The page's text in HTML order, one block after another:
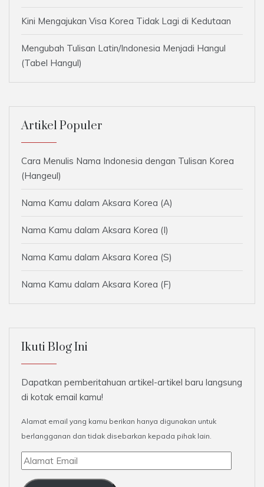
Kini Mengajukan Visa Korea Tidak Lagi di Kedutaan
Mengubah Tulisan Latin/Indonesia Menjadi Hangul
(Tabel Hangul)
Artikel Populer
Cara Menulis Nama Indonesia dengan Tulisan Korea
(Hangeul)
Nama Kamu dalam Aksara Korea (A)
Nama Kamu dalam Aksara Korea (I)
Nama Kamu dalam Aksara Korea (S)
Nama Kamu dalam Aksara Korea (F)
Ikuti Blog Ini
Dapatkan pemberitahuan artikel-artikel baru langsung
di kotak email kamu!
Alamat email yang kamu berikan hanya digunakan untuk
berlangganan dan tidak disebarkan kepada pihak lain.
Alamat
Email